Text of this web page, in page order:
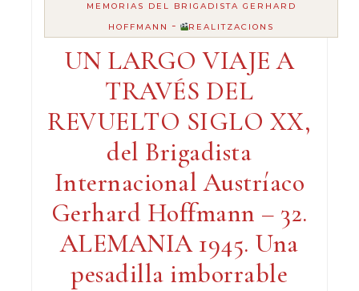
MEMORIAS DEL BRIGADISTA GERHARD
HOFFMANN
- REALITZACIONS
UN LARGO VIAJE A
TRAVÉS DEL
REVUELTO SIGLO XX,
del Brigadista
Internacional Austríaco
Gerhard Hoffmann – 32.
ALEMANIA 1945. Una
pesadilla imborrable